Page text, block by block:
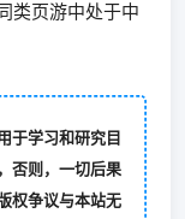
类页游中处于中
于学习和研究目
否则，一切后果
权争议与本站无